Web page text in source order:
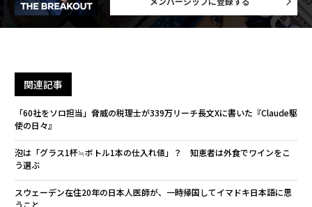
関連記事
「60社をソロ担当」脅威の税理士が339万リーチ長文Xに書いた『Claude駆
使の日々』
泡は「グラス1杯≒ボトル1本の仕入れ値」？ 知恵者は外食でワインをこ
う選ぶ
スウェーデン在住20年の日本人医師が、一時帰国してイマドキ日本語に思
うこと